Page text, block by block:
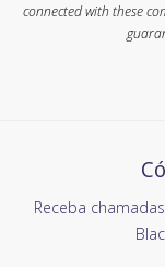
connected with these
Receba